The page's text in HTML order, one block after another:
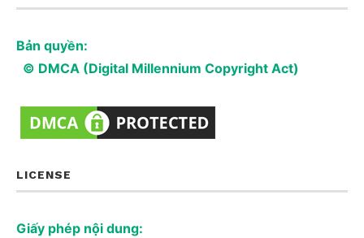
Bản quyền:
© DMCA (Digital Millennium Copyright Act)
LICENSE
Giấy phép nội dung: